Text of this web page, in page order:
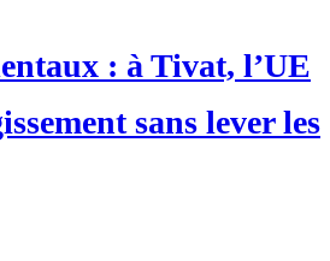
: à Tivat, l’UE
sans lever les